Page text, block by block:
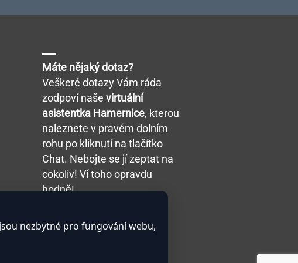
Máte nějaký dotaz?
Veškeré dotazy Vám ráda
zodpoví naševirtuální
asistentka Hamernice, kterou
naleznete v pravém dolním
rohu po kliknutí na tlačítko
Chat. Nebojte se jí zeptat na
cokoliv! Ví toho opravdu
hodně!
nezbytné pro fungování webu,